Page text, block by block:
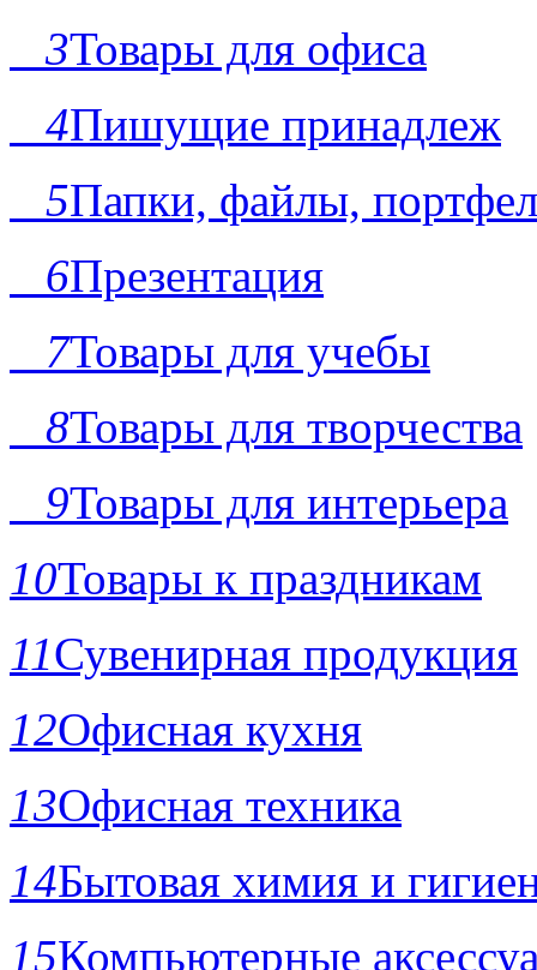
3Товары для офиса
4Пишущие принадлеж
5Папки, файлы,
6Презентация
7Товары для учебы
8Товары для творчества
9Товары для интерьера
10Товары к праздникам
11Сувенирная продукция
12Офисная кухня
13Офисная техника
14Бытовая химия и
15Компьютерные